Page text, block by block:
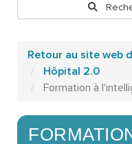
Retour au site web
Hôpital 2.0
Formation à